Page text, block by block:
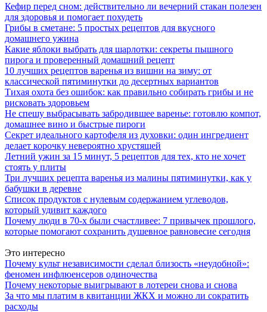
Кефир перед сном: действительно ли вечерний стакан полезен
для здоровья и помогает похудеть
Грибы в сметане: 5 простых рецептов для вкусного
домашнего ужина
Какие яблоки выбрать для шарлотки: секреты пышного
пирога и проверенный домашний рецепт
10 лучших рецептов варенья из вишни на зиму: от
классической пятиминутки до десертных вариантов
Тихая охота без ошибок: как правильно собирать грибы и не
рисковать здоровьем
Не спешу выбрасывать забродившее варенье: готовлю компот,
домашнее вино и быстрые пироги
Секрет идеального картофеля из духовки: один ингредиент
делает корочку невероятно хрустящей
Летний ужин за 15 минут, 5 рецептов для тех, кто не хочет
стоять у плиты
Три лучших рецепта варенья из малины пятиминутки, как у
бабушки в деревне
Список продуктов с нулевым содержанием углеводов,
который удивит каждого
Почему люди в 70-х были счастливее: 7 привычек прошлого,
которые помогают сохранить душевное равновесие сегодня
Это интересно
Почему культ независимости сделал близость «неудобной»:
феномен инфлюенсеров одиночества
Почему некоторые выигрывают в лотереи снова и снова
За что мы платим в квитанции ЖКХ и можно ли сократить
расходы